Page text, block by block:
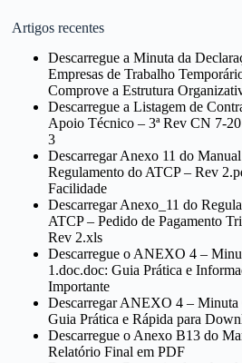
Artigos recentes
Descarregue a Minuta da
Empresas de Trabalho
Comprove a Estrutura
Descarregue a Listagem de
Apoio Técnico – 3ª Rev CN 7-
3
Descarregar Anexo 11 do
Regulamento do ATCP – Rev
Facilidade
Descarregar Anexo_11 do
ATCP – Pedido de Pagamento
Rev 2.xls
Descarregue o ANEXO 4 –
1.doc.doc: Guia Prática e
Importante
Descarregar ANEXO 4 – Minuta
Guia Prática e Rápida para
Descarregue o Anexo B13 do
Relatório Final em PDF